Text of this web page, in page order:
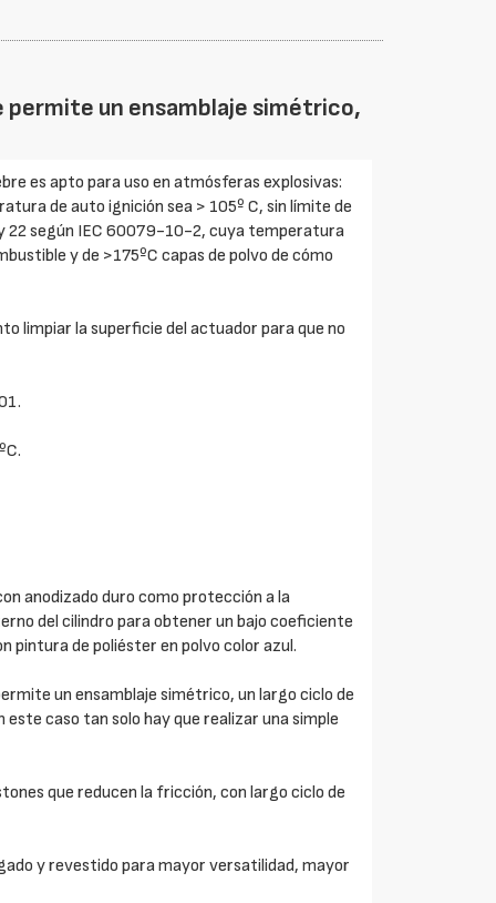
permite un ensamblaje simétrico,
es apto para uso en atmósferas explosivas:
de auto ignición sea > 105º C, sin límite de
22 según IEC 60079-10-2, cuya temperatura
y de >175ºC capas de polvo de cómo
limpiar la superficie del actuador para que no
anodizado duro como protección a la
del cilindro para obtener un bajo coeficiente
de poliéster en polvo color azul.
un ensamblaje simétrico, un largo ciclo de
caso tan solo hay que realizar una simple
que reducen la fricción, con largo ciclo de
y revestido para mayor versatilidad, mayor